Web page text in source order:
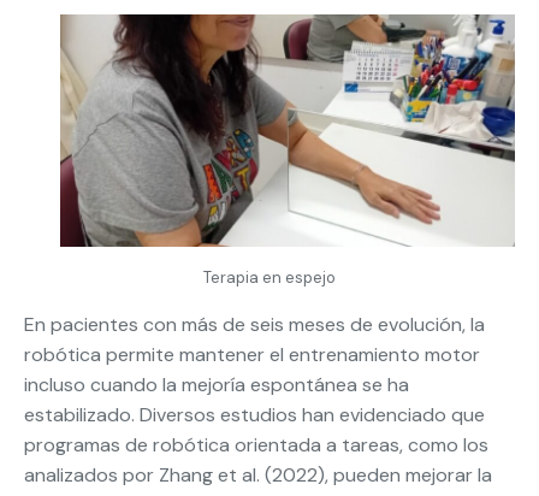
Terapia en espejo
En pacientes con más de seis meses de evolución, la
robótica permite mantener el entrenamiento motor
incluso cuando la mejoría espontánea se ha
estabilizado. Diversos estudios han evidenciado que
programas de robótica orientada a tareas, como los
analizados por Zhang et al. (2022), pueden mejorar la